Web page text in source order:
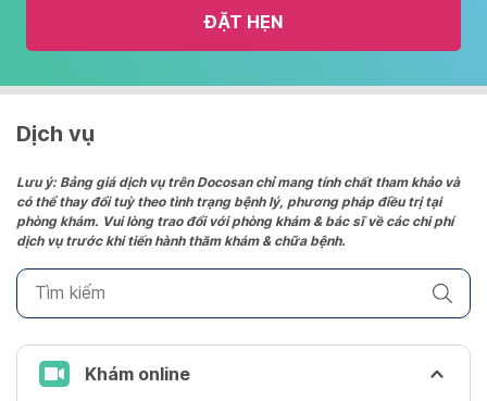
and
date.
the
question
mark
to
keyboard
shortcuts
ĐẶT HẸN
Dịch vụ
Lưu ý: Bảng giá dịch vụ trên Docosan chỉ mang tính chất tham khảo và
có thể thay đổi tuỳ theo tình trạng bệnh lý, phương pháp điều trị tại
phòng khám. Vui lòng trao đổi với phòng khám & bác sĩ về các chi phí
dịch vụ trước khi tiến hành thăm khám & chữa bệnh.
Khám online